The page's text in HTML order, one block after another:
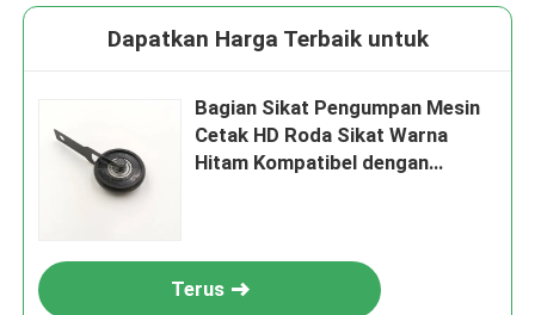
Dapatkan Harga Terbaik untuk
Bagian Sikat Pengumpan Mesin
Cetak HD Roda Sikat Warna
Hitam Kompatibel dengan
Terus